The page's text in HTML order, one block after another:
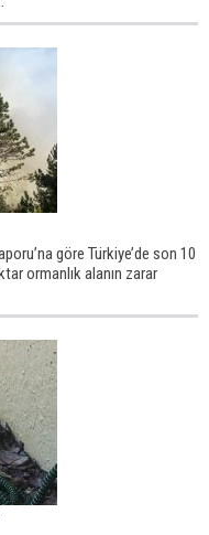
göre Türkiye’de son 10
ormanlık alanın zarar